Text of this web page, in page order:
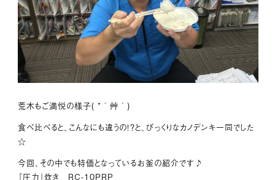
荒木もご満悦の様子( *´艸｀)
食べ比べると、こんなにも違うの！？と、びっくりなカノデンキ一同でした
☆
今回、その中でも特価となっているお釜の紹介です♪
『圧力』炊き RC-10PRP